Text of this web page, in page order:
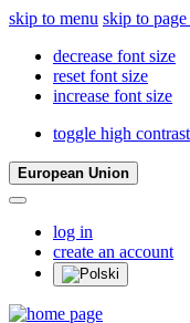
skip to menu skip to
decrease font size
reset font size
increase font size
toggle high contrast
European Union
log in
create an account